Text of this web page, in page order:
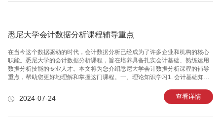
悉尼大学会计数据分析课程辅导重点
在当今这个数据驱动的时代，会计数据分析已经成为了许多企业和机构的核心
职能。悉尼大学的会计数据分析课程，旨在培养具备扎实会计基础、熟练运用
数据分析技能的专业人才。本文将为您介绍悉尼大学会计数据分析课程的辅导
重点，帮助您更好地理解和掌握这门课程。一、理论知识学习1. 会计基础知
表分析、成本核算、预算编制等。这些知识是进行数据分析的基础，只有深入
了解会计原理，才能更好地进行数据分析。2. 统计学知识：数据分析的核心是
2024-07-24 查看详情